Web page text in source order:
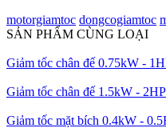
motorgiamtoc dongcogiamtoc
SẢN PHẨM CÙNG LOẠI
Giảm tốc chân đế 0.75kW -
Giảm tốc chân đế 1.5kW -
Giảm tốc mặt bích 0.4kW -